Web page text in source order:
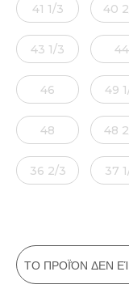
41 1/3 40
43 1/3 44
46 49
48 48
36 2/3 37
ΤΟ ΠΡΟΪΌΝ ΔΕΝ